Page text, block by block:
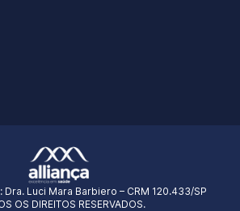
Dra. Luci Mara Barbiero – CRM 120.433/SP
OS DIREITOS RESERVADOS.